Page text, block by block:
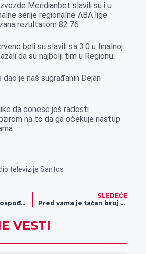
e
d
n
r
s
A
p
l
Meridianbet slavili su i u
serije regionalne ABA lige
rezultatom 82:76.
beli su slavili sa 3:0 u finalnoj
da su najbolji tim u Regionu.
dao je naš sugrađanin Dejan
da donese još radosti
na to da ga očekuje nastup
televizije Santos
Otvoreno pismo gospođi Rodi
SLEDEĆE
Pred vama je tačan broj zavisnika od igara na sreću u Srbiji
VESTI